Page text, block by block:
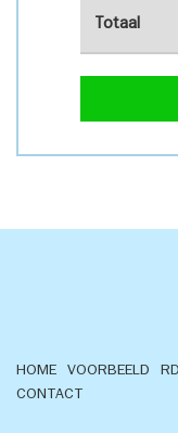
Totaal
HOME VOORBEELD
CONTACT